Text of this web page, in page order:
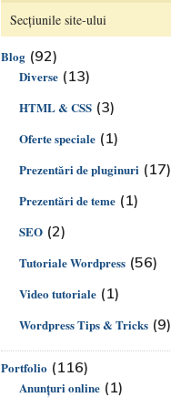
Secțiunile site-ului
Blog (92)
Diverse (13)
HTML & CSS (3)
Oferte speciale (1)
Prezentări de pluginuri (17)
Prezentări de teme (1)
SEO (2)
Tutoriale Wordpress (56)
Video tutoriale (1)
Wordpress Tips & Tricks (9)
Portfolio (116)
Anunțuri online (1)